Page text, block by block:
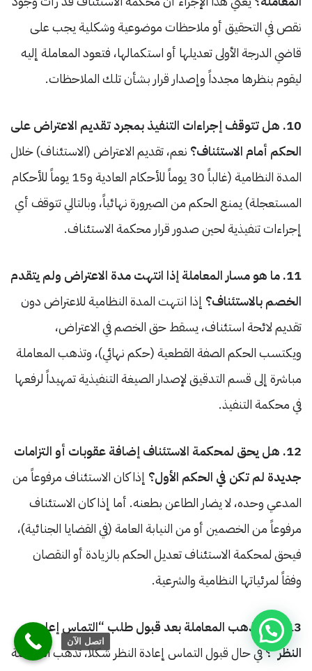
نقص في التحقيق أو ملاحظات موضوعية وشكلية يجب على
قاضي الدرجة الأولى تعديلها أو استكمالها، فتعود المعاملة إليه
ليقوم بنظرها مجدداً وإصدار قرار بشأن تلك الملاحظات.
10. هل تتوقف إجراءات التنفيذ بمجرد تقديم الاعتراض على
الحكم أمام الاستئناف؟ نعم، تقديم الاعتراض (الاستئناف) خلال
المدة النظامية (غالباً 30 يوماً للأحكام العادية و15 يوماً للأحكام
المستعجلة) يمنع الحكم من الصيرورة نهائياً، وبالتالي تتوقف أي
إجراءات تنفيذية لحين صدور قرار محكمة الاستئناف.
11. ما هو مسار المعاملة إذا انتهت مدة الاعتراض ولم يتقدم
الخصم بالاستئناف؟ إذا انتهت المدة النظامية للاعتراض دون
تقديم لائحة استئناف، يسقط حق الخصم في الاعتراض،
ويكتسب الحكم الصفة القطعية (حكم نهائي)، وتذهب المعاملة
مباشرة إلى قسم التدقيق لإصدار الصيغة التنفيذية تمهيداً لرفعها
في محكمة التنفيذ.
12. هل يحق لمحكمة الاستئناف إضافة عقوبات أو التزامات
جديدة لم تكن في الحكم الأول؟ إذا كان الاستئناف مرفوعاً من
المدعي وحده، لا يضار الطاعن بطعنه. أما إذا كان الاستئناف
مرفوعاً من الخصمين أو من النيابة العامة (في القضايا الجنائية)،
فيحق لمحكمة الاستئناف تعديل الحكم بالزيادة أو النقصان
وفقاً لمرئياتها النظامية والشرعية.
13. أين تذهب المعاملة بعد قبول طلب “التماس إعادة
النظر”؟في حال قبول التماس إعادة النظر شكلاً، تذهب المعاملة
اتصل الآن